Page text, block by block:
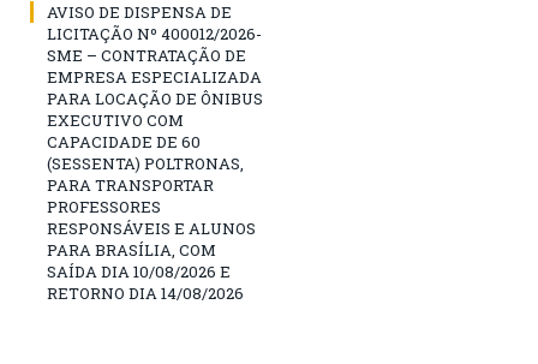
AVISO DE DISPENSA DE
LICITAÇÃO Nº 400012/2026-
SME – CONTRATAÇÃO DE
EMPRESA ESPECIALIZADA
PARA LOCAÇÃO DE ÔNIBUS
EXECUTIVO COM
CAPACIDADE DE 60
(SESSENTA) POLTRONAS,
PARA TRANSPORTAR
PROFESSORES
RESPONSÁVEIS E ALUNOS
PARA BRASÍLIA, COM
SAÍDA DIA 10/08/2026 E
RETORNO DIA 14/08/2026